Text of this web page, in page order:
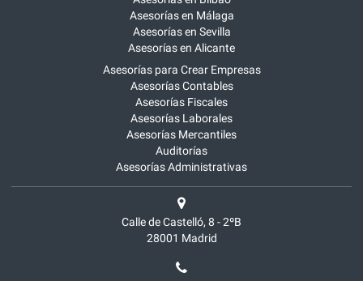
Asesorías en Málaga
Asesorías en Sevilla
Asesorías en Alicante
Asesorías para Crear Empresas
Asesorías Contables
Asesorías Fiscales
Asesorías Laborales
Asesorías Mercantiles
Auditorías
Asesorías Administrativas
Calle de Castelló, 8 - 2ºB
28001 Madrid